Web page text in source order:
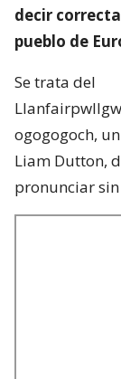
decir
pueblo de
Se trata del
ogogogoch,
Liam Dutton,
pronunciar